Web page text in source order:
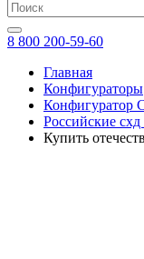
8 800 200-59-60
Главная
Конфигураторы
Российские
Купить